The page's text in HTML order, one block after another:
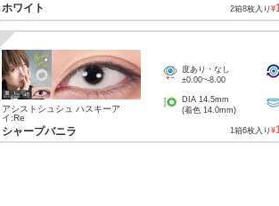
ホワイト 2箱8枚入り ¥
アシストシュシュ ハスキーア
イ:Re
シャープバニラ
度あり・なし
±0.00~-8.00
DIA 14.5mm
(着色 14.0mm)
1箱6枚入り ¥